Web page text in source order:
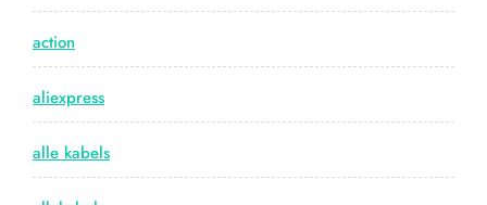
action
aliexpress
alle kabels